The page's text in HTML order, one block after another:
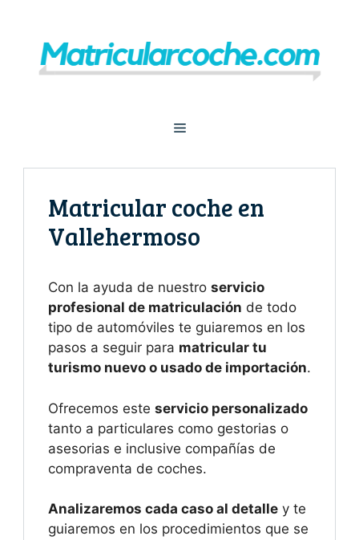
contenido
Menú
Matricular coche en
Vallehermoso
Con la ayuda de nuestro servicio
profesional de matriculación de todo
tipo de automóviles te guiaremos en los
pasos a seguir para matricular tu
turismo nuevo o usado de importación.
Ofrecemos este servicio personalizado
tanto a particulares como gestorias o
asesorias e inclusive compañías de
compraventa de coches.
Analizaremos cada caso al detalle y te
guiaremos en los procedimientos que se